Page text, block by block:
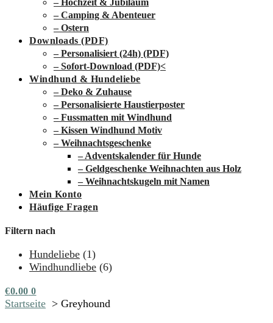
– Hochzeit & Jubiläum
– Camping & Abenteuer
– Ostern
Downloads (PDF)
– Personalisiert (24h) (PDF)
– Sofort-Download (PDF)<
Windhund & Hundeliebe
– Deko & Zuhause
– Personalisierte Haustierposter
– Fussmatten mit Windhund
– Kissen Windhund Motiv
– Weihnachtsgeschenke
– Adventskalender für Hunde
– Geldgeschenke Weihnachten aus Holz
– Weihnachtskugeln mit Namen
Mein Konto
Häufige Fragen
Filtern nach
Hundeliebe (1)
Windhundliebe (6)
€0.00 0
Startseite Greyhound